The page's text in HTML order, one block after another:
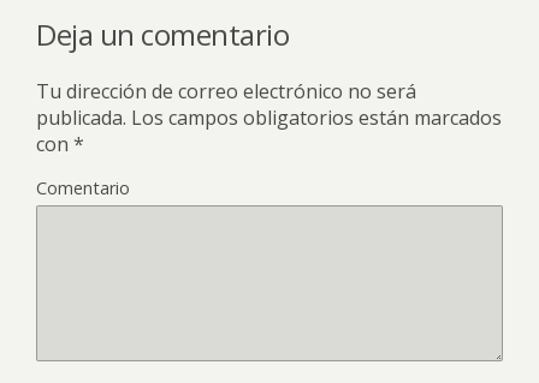
Deja un comentario
Tu dirección de correo electrónico no será
publicada. Los campos obligatorios están marcados
con *
Comentario